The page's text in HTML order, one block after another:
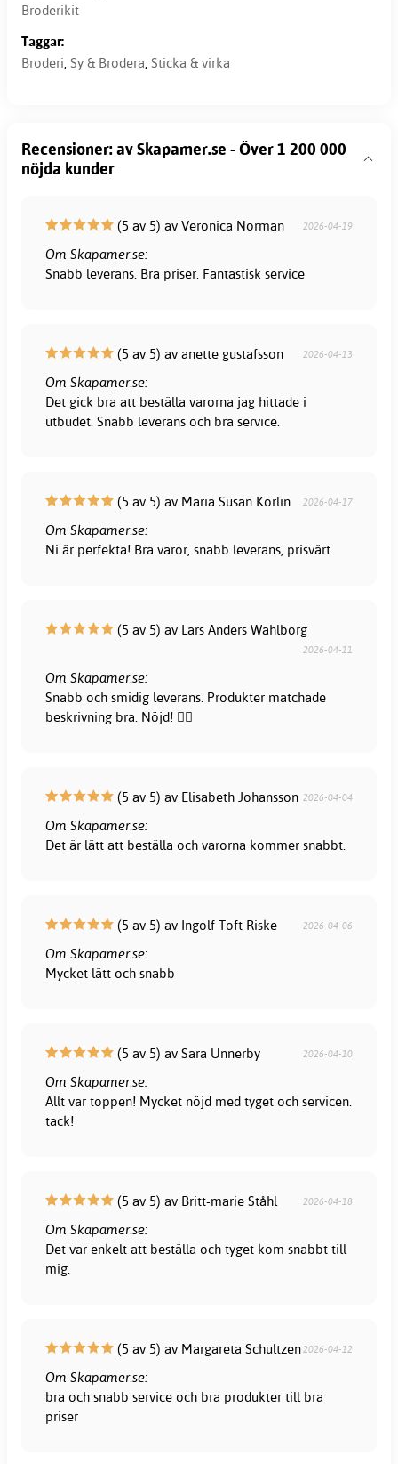
Broderikit
Taggar:
Broderi, Sy & Brodera, Sticka & virka
Recensioner: av Skapamer.se - Över 1 200 000
nöjda kunder
(5 av 5) av Veronica Norman 2026-04-19
Om Skapamer.se:
Snabb leverans. Bra priser. Fantastisk service
(5 av 5) av anette gustafsson 2026-04-13
Om Skapamer.se:
Det gick bra att beställa varorna jag hittade i
utbudet. Snabb leverans och bra service.
(5 av 5) av Maria Susan Körlin 2026-04-17
Om Skapamer.se:
Ni är perfekta! Bra varor, snabb leverans, prisvärt.
(5 av 5) av Lars Anders Wahlborg
2026-04-11
Om Skapamer.se:
Snabb och smidig leverans. Produkter matchade
beskrivning bra. Nöjd! 👍🏻
(5 av 5) av Elisabeth Johansson 2026-04-04
Om Skapamer.se:
Det är lätt att beställa och varorna kommer snabbt.
(5 av 5) av Ingolf Toft Riske 2026-04-06
Om Skapamer.se:
Mycket lätt och snabb
(5 av 5) av Sara Unnerby 2026-04-10
Om Skapamer.se:
Allt var toppen! Mycket nöjd med tyget och servicen.
tack!
(5 av 5) av Britt-marie Ståhl 2026-04-18
Om Skapamer.se:
Det var enkelt att beställa och tyget kom snabbt till
mig.
(5 av 5) av Margareta Schultzen2026-04-12
Om Skapamer.se:
bra och snabb service och bra produkter till bra
priser